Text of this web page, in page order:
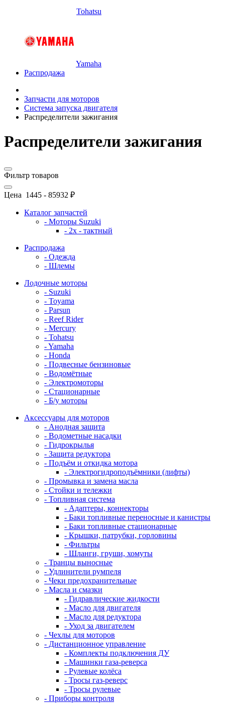
Tohatsu
Yamaha
Распродажа
Запчасти для моторов
Система запуска двигателя
Распределители зажигания
Распределители зажигания
Фильтр товаров
Цена 1445 - 85932 ₽
Каталог запчастей
- Моторы Suzuki
- 2x - тактный
Распродажа
- Одежда
- Шлемы
Лодочные моторы
- Suzuki
- Toyama
- Parsun
- Reef Rider
- Mercury
- Tohatsu
- Yamaha
- Honda
- Подвесные бензиновые
- Водомётные
- Электромоторы
- Стационарные
- Б/у моторы
Аксессуары для моторов
- Анодная защита
- Водометные насадки
- Гидрокрылья
- Защита редуктора
- Подъём и откидка мотора
- Электрогидроподъёмники (лифты)
- Промывка и замена масла
- Стойки и тележки
- Топливная система
- Адаптеры, коннекторы
- Баки топливные переносные и канистры
- Баки топливные стационарные
- Крышки, патрубки, горловины
- Фильтры
- Шланги, груши, хомуты
- Транцы выносные
- Удлинители румпеля
- Чеки предохранительные
- Масла и смазки
- Гидравлические жидкости
- Масло для двигателя
- Масло для редуктора
- Уход за двигателем
- Чехлы для моторов
- Дистанционное управление
- Комплекты подключения ДУ
- Машинки газа-реверса
- Рулевые колёса
- Тросы газ-реверс
- Тросы рулевые
- Приборы контроля